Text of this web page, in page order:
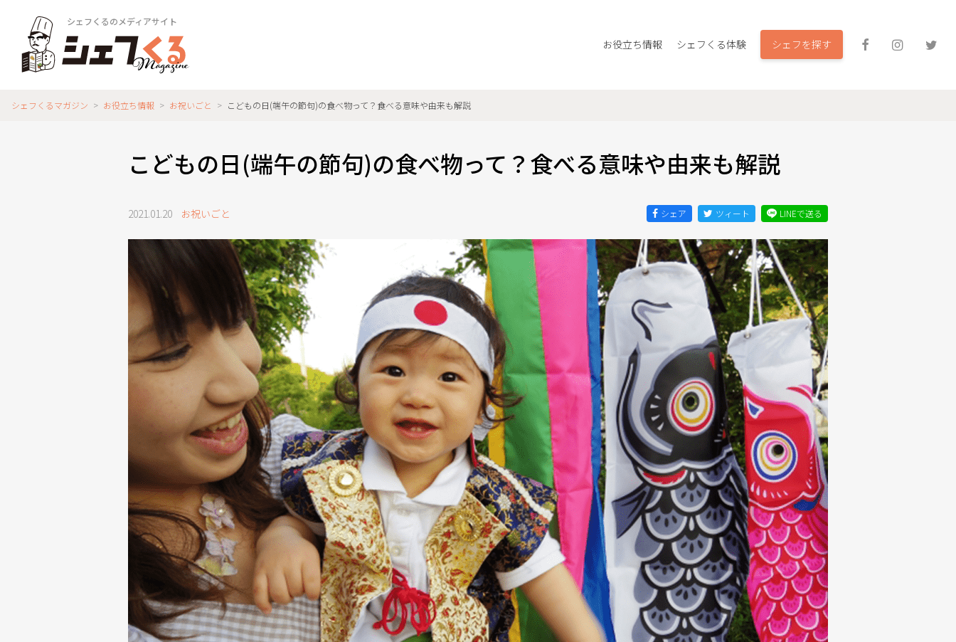
シェフくるのメディアサイト
お役立ち情報 シェフくる体験 シェフを探す
シェフくるマガジン > お役立ち情報 > お祝いごと > こどもの日(端午の節句)の食べ物って？食べる意味や由来も解説
こどもの日(端午の節句)の食べ物って？食べる意味や由来も解説
2021.01.20 お祝いごと シェア ツィート LINEで送る